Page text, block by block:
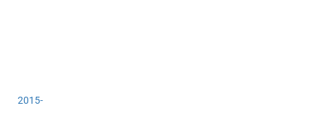
2015-